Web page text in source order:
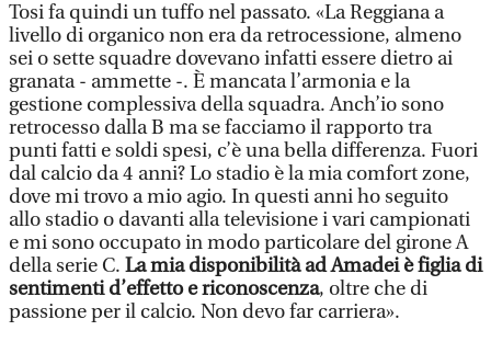
Tosi fa quindi un tuffo nel passato. «La Reggiana a
livello di organico non era da retrocessione, almeno
sei o sette squadre dovevano infatti essere dietro ai
granata - ammette -. È mancata l’armonia e la
gestione complessiva della squadra. Anch’io sono
retrocesso dalla B ma se facciamo il rapporto tra
punti fatti e soldi spesi, c’è una bella differenza. Fuori
dal calcio da 4 anni? Lo stadio è la mia comfort zone,
dove mi trovo a mio agio. In questi anni ho seguito
allo stadio o davanti alla televisione i vari campionati
e mi sono occupato in modo particolare del girone A
della serie C. La mia disponibilità ad Amadei è figlia di
sentimenti d’effetto e riconoscenza, oltre che di
passione per il calcio. Non devo far carriera».